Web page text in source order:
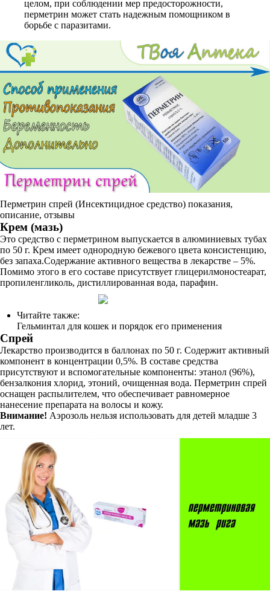
целом, при соблюдении мер предосторожности,
перметрин может стать надежным помощником в
борьбе с паразитами.
Перметрин спрей (Инсектицидное средство) показания,
описание, отзывы
Крем (мазь)
Это средство с перметрином выпускается в алюминиевых тубах
по 50 г. Крем имеет однородную бежевого цвета консистенцию,
без запаха.Содержание активного вещества в лекарстве – 5%.
Помимо этого в его составе присутствует глицерилмоностеарат,
пропиленгликоль, дистиллированная вода, парафин.
Читайте также:
Гельминтал для кошек и порядок его применения
Спрей
Лекарство производится в баллонах по 50 г. Содержит активный
компонент в концентрации 0,5%. В составе средства
присутствуют и вспомогательные компоненты: этанол (96%),
бензалкония хлорид, этоний, очищенная вода. Перметрин спрей
оснащен распылителем, что обеспечивает равномерное
нанесение препарата на волосы и кожу.
Внимание! Аэрозоль нельзя использовать для детей младше 3
лет.